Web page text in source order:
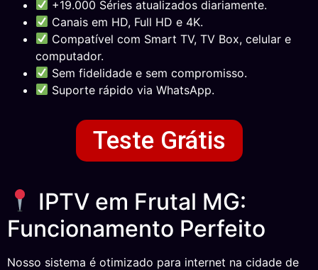
+19.000 Séries atualizados diariamente.
Canais em HD, Full HD e 4K.
Compatível com Smart TV, TV Box, celular e
computador.
Sem fidelidade e sem compromisso.
Suporte rápido via WhatsApp.
Teste Grátis
IPTV em Frutal MG:
Funcionamento Perfeito
Nosso sistema é otimizado para internet na cidade de